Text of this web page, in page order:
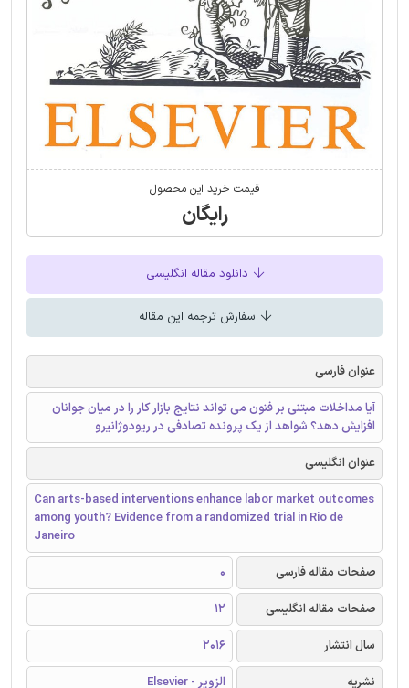
قیمت خرید این محصول
رایگان
دانلود مقاله انگلیسی
سفارش ترجمه این مقاله
عنوان فارسی
آیا مداخلات مبتنی بر فنون می تواند نتایج بازار کار را در میان جوانان
افزایش دهد؟ شواهد از یک پرونده تصادفی در ریودوژانیرو
عنوان انگلیسی
Can arts-based interventions enhance labor market outcomes
among youth? Evidence from a randomized trial in Rio de
Janeiro
صفحات مقاله فارسی
0
صفحات مقاله انگلیسی
12
سال انتشار
2016
نشریه
الزویر - Elsevier